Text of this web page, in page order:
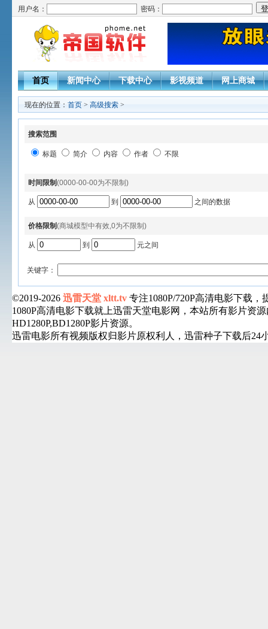
用户名： 密码：
首页 新闻中心 下载中心 影视频道 网上商城
现在的位置： 首页 > 高级搜索 >
搜索范围
标题 简介 内容 作者 不限
时间限制(0000-00-00为不限制)
从 到 之间的数据
价格限制(商城模型中有效,0为不限制)
从 到 元之间
关键字：
©2019-2026 迅雷天堂 xltt.tv 专注1080P/720P高清电影下载
1080P高清电影下载就上迅雷天堂电影网，本站所有影片资
HD1280P,BD1280P影片资源。
迅雷电影所有视频版权归影片原权利人，迅雷种子下载后